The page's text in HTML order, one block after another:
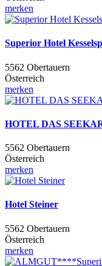
merken
Superior Hotel
5562 Obertauern
Österreich
merken
HOTEL DAS
5562 Obertauern
Österreich
merken
Hotel Steiner
5562 Obertauern
Österreich
merken